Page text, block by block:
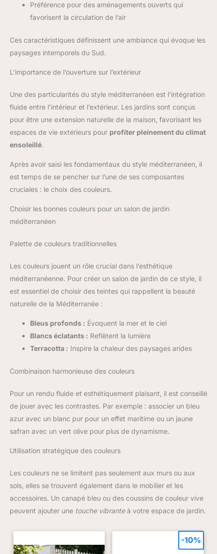
Préférence pour des aménagements ouverts qui
favorisent la circulation de l’air
Ces caractéristiques définissent une ambiance qui évoque les
paysages intemporels du Sud.
L’importance de l’ouverture sur l’extérieur
Une des particularités du style méditerranéen est l’intégration
fluide entre l’intérieur et l’extérieur. Les jardins sont conçus
pour être une extension naturelle de la maison, favorisant les
espaces de vie extérieurs pour profiter pleinement du climat
ensoleillé.
Après avoir saisi les fondamentaux du style méditerranéen, il
est temps de se pencher sur l’une de ses composantes
cruciales : le choix des couleurs.
Choisir les bonnes couleurs pour un salon de jardin
méditerranéen
Palette de couleurs traditionnelles
Les couleurs jouent un rôle crucial dans l’esthétique
méditerranéenne. Pour créer un salon de jardin de ce style, il
est essentiel de choisir des teintes qui rappellent la beauté
naturelle de la Méditerranée :
Bleus profonds : Évoquent la mer et le ciel
Blancs éclatants : Reflètent la lumière
Terracotta : Inspire la chaleur des paysages arides
Combinaison harmonieuse des couleurs
Pour un rendu fluide et esthétiquement plaisant, il est conseillé
de jouer avec les contrastes. Par exemple : associer un bleu
azur avec un blanc pur pour un effet maritime ou un jaune
safran avec un vert olive pour plus de dynamisme.
Utilisation stratégique des couleurs
Les couleurs ne se limitent pas seulement aux murs ou aux
sols, elles se trouvent également dans le mobilier et les
accessoires. Un canapé bleu ou des coussins de couleur vive
peuvent ajouter une touche vibranteà votre espace de jardin.
-10%